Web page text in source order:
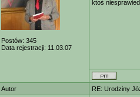
Postów: 345
Data rejestracji: 11.03.07
ktoś
Autor
RE: Urodziny